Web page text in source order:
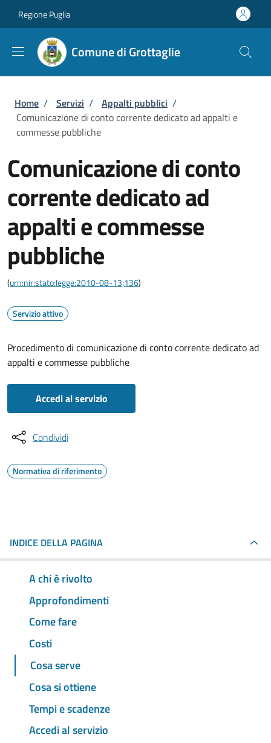
Regione Puglia
Comune di Grottaglie
Briciole di pane
Home / Servizi / Appalti pubblici /
Comunicazione di conto corrente dedicato ad appalti e
commesse pubbliche
Comunicazione di conto
corrente dedicato ad
appalti e commesse
pubbliche
(urn:nir:stato:legge:2010-08-13;136)
Servizio attivo
Procedimento di comunicazione di conto corrente dedicato ad
appalti e commesse pubbliche
Accedi al servizio
Condividi
Normativa di riferimento
INDICE DELLA PAGINA
A chi è rivolto
Approfondimenti
Come fare
Costi
Cosa serve
Cosa si ottiene
Tempi e scadenze
Accedi al servizio